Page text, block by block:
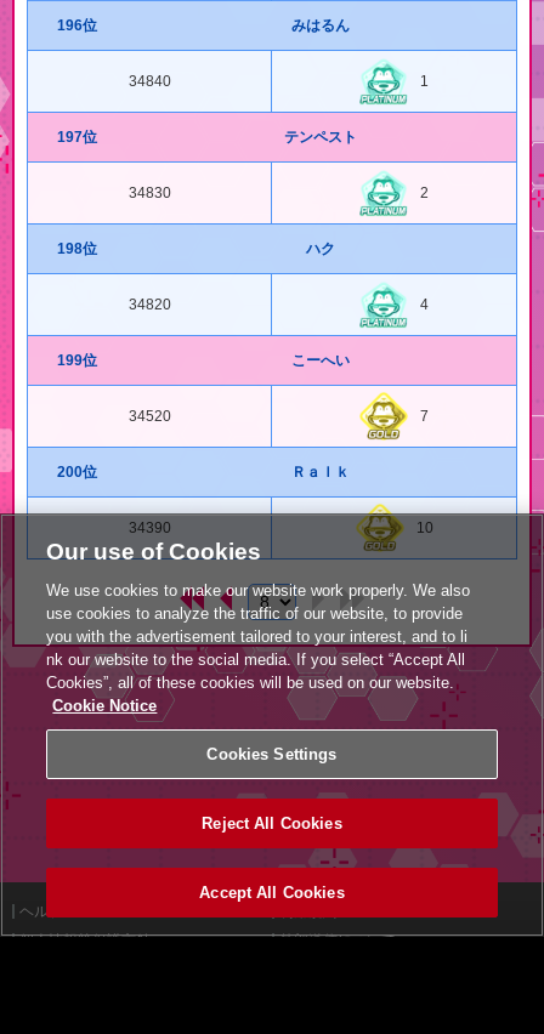
196位 みはるん
34840 1
197位 テンペスト
34830 2
198位 ハク
34820 4
199位 こーへい
34520 7
200位 Ｒａｌｋ
34390 10
ヘルプ
個人情報等保護方針
外部送信について
Our use of Cookies
We use cookies to make our website work properly. We also
use cookies to analyze the traffic of our website, to provide
you with the advertisement tailored to your interest, and to li
nk our website to the social media. If you select “Accept All
Cookies”, all of these cookies will be used on our website.
Cookie Notice
Cookies Settings
Reject All Cookies
Accept All Cookies